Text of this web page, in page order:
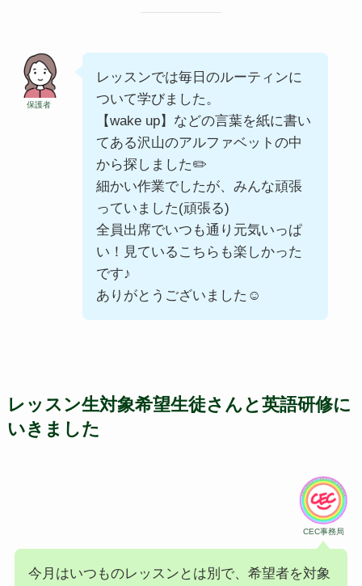
保護者
レッスンでは毎日のルーティンに
ついて学びました。
【wake up】などの言葉を紙に書い
てある沢山のアルファベットの中
から探しました✏️
細かい作業でしたが、みんな頑張
っていました(頑張る)
全員出席でいつも通り元気いっぱ
い！見ているこちらも楽しかった
です♪
ありがとうございました☺
レッスン生対象希望生徒さんと英語研修に
いきました
CEC事務局
今月はいつものレッスンとは別で、希望者を対象